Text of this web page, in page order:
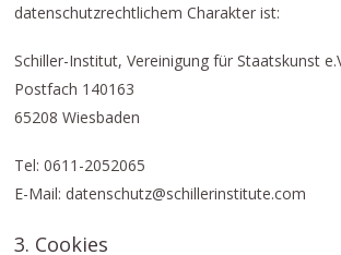
datenschutzrechtlichem Charakter ist:
Schiller-Institut, Vereinigung für Staatskunst
Postfach 140163
65208 Wiesbaden
Tel: 0611-2052065
E-Mail: datenschutz@schillerinstitute.com
3. Cookies